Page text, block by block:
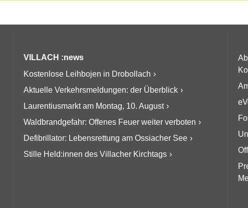
VILLACH :news
Kostenlose Leihbojen in Drobollach
Aktuelle Verkehrsmeldungen: der Überblick
Laurentiusmarkt am Montag, 10. August
Waldbrandgefahr: Offenes Feuer weiter verboten
Defibrillator: Lebensrettung am Ossiacher See
Stille Held:innen des Villacher Kirchtags